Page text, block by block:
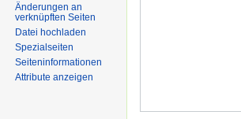
Änderungen an
verknüpften Seiten
Datei hochladen
Spezialseiten
Seiten­informationen
Attribute anzeigen